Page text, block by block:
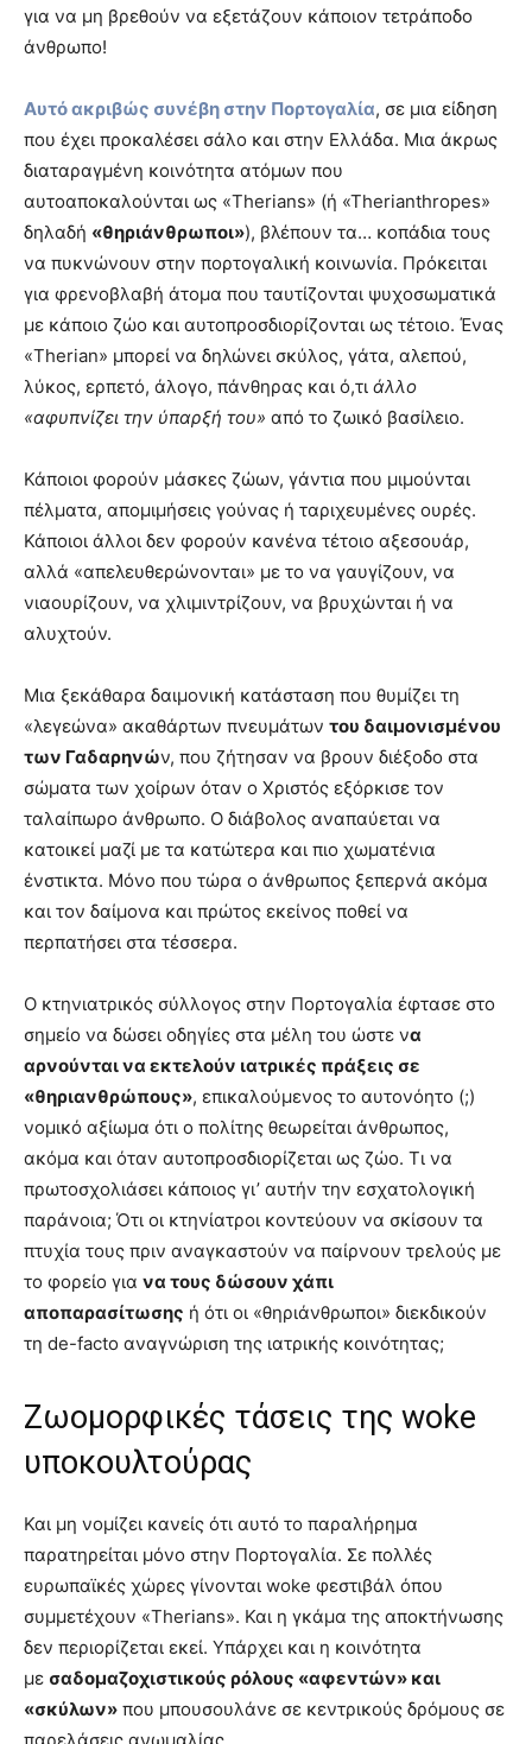
για να μη βρεθούν να εξετάζουν κάποιον τετράποδο
άνθρωπο!
Αυτό ακριβώς συνέβη στην Πορτογαλία, σε μια είδηση
που έχει προκαλέσει σάλο και στην Ελλάδα. Μια άκρως
διαταραγμένη κοινότητα ατόμων που
αυτοαποκαλούνται ως «Therians» (ή «Τherianthropes»
δηλαδή «θηριάνθρωποι»), βλέπουν τα… κοπάδια τους
να πυκνώνουν στην πορτογαλική κοινωνία. Πρόκειται
για φρενοβλαβή άτομα που ταυτίζονται ψυχοσωματικά
με κάποιο ζώο και αυτοπροσδιορίζονται ως τέτοιο. Ένας
«Therian» μπορεί να δηλώνει σκύλος, γάτα, αλεπού,
λύκος, ερπετό, άλογο, πάνθηρας και ό,τι άλλο
«αφυπνίζει την ύπαρξή του» από το ζωικό βασίλειο.
Κάποιοι φορούν μάσκες ζώων, γάντια που μιμούνται
πέλματα, απομιμήσεις γούνας ή ταριχευμένες ουρές.
Κάποιοι άλλοι δεν φορούν κανένα τέτοιο αξεσουάρ,
αλλά «απελευθερώνονται» με το να γαυγίζουν, να
νιαουρίζουν, να χλιμιντρίζουν, να βρυχώνται ή να
αλυχτούν.
Μια ξεκάθαρα δαιμονική κατάσταση που θυμίζει τη
«λεγεώνα» ακαθάρτων πνευμάτων του δαιμονισμένου
των Γαδαρηνών, που ζήτησαν να βρουν διέξοδο στα
σώματα των χοίρων όταν ο Χριστός εξόρκισε τον
ταλαίπωρο άνθρωπο. Ο διάβολος αναπαύεται να
κατοικεί μαζί με τα κατώτερα και πιο χωματένια
ένστικτα. Μόνο που τώρα ο άνθρωπος ξεπερνά ακόμα
και τον δαίμονα και πρώτος εκείνος ποθεί να
περπατήσει στα τέσσερα.
Ο κτηνιατρικός σύλλογος στην Πορτογαλία έφτασε στο
σημείο να δώσει οδηγίες στα μέλη του ώστε να
αρνούνται να εκτελούν ιατρικές πράξεις σε
«θηριανθρώπους», επικαλούμενος το αυτονόητο (;)
νομικό αξίωμα ότι ο πολίτης θεωρείται άνθρωπος,
ακόμα και όταν αυτοπροσδιορίζεται ως ζώο. Τι να
πρωτοσχολιάσει κάποιος γι’ αυτήν την εσχατολογική
παράνοια; Ότι οι κτηνίατροι κοντεύουν να σκίσουν τα
πτυχία τους πριν αναγκαστούν να παίρνουν τρελούς με
το φορείο για να τους δώσουν χάπι
αποπαρασίτωσης ή ότι οι «θηριάνθρωποι» διεκδικούν
τη de-facto αναγνώριση της ιατρικής κοινότητας;
Ζωομορφικές τάσεις της woke
υποκουλτούρας
Και μη νομίζει κανείς ότι αυτό το παραλήρημα
παρατηρείται μόνο στην Πορτογαλία. Σε πολλές
ευρωπαϊκές χώρες γίνονται woke φεστιβάλ όπου
συμμετέχουν «Therians». Και η γκάμα της αποκτήνωσης
δεν περιορίζεται εκεί. Υπάρχει και η κοινότητα
με σαδομαζοχιστικούς ρόλους «αφεντών» και
«σκύλων» που μπουσουλάνε σε κεντρικούς δρόμους σε